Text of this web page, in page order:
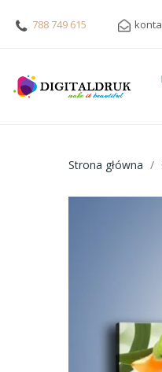
788 749 615
Strona główna